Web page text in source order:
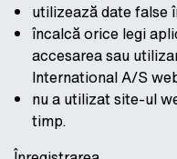
utilizează date false
încalcă orice legi
accesarea sau
International A/S
nu a utilizat site-ul
timp.